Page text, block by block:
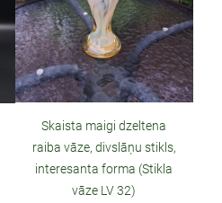
Skaista maigi dzeltena
raiba vāze, divslāņu stikls,
interesanta forma (Stikla
vāze LV 32)